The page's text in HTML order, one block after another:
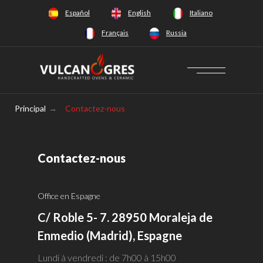
Español English Italiano
Français Russia
+34 628 66 65 64
Principal → Contactez-nous
Contactez-nous
Office en Espagne
C/ Roble 5- 7. 28950 Moraleja de
Enmedio (Madrid), Espagne
Lundi à vendredi : de 7h00 à 15h00